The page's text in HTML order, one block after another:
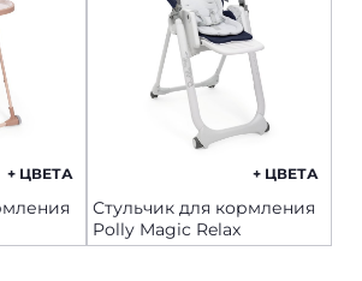
+ ЦВЕТА + ЦВЕТА
Стульчик для кормления
Polly Magic Relax